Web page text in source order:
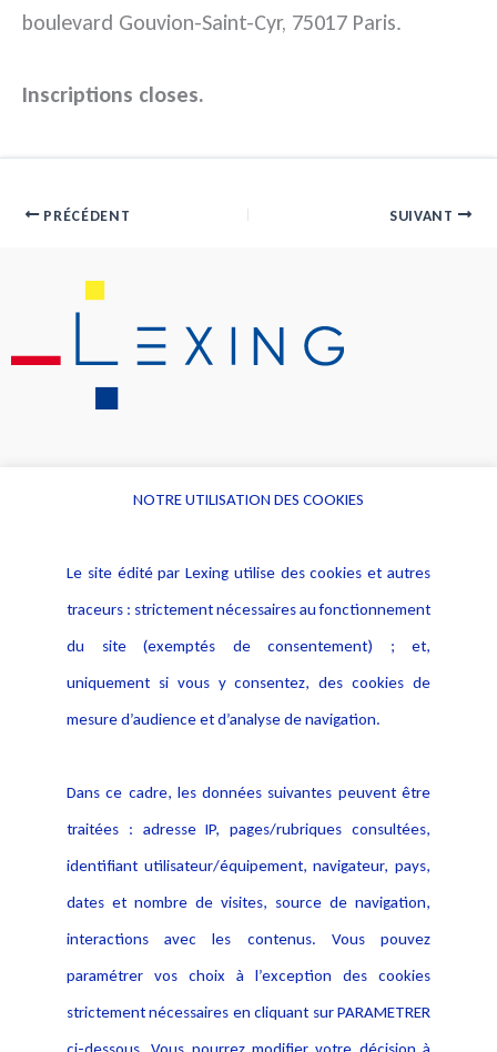
boulevard Gouvion-Saint-Cyr, 75017 Paris.
Inscriptions closes.
PRÉCÉDENT SUIVANT
Alerte professionnelle
Déclaration d'accessibilité
Notice Légale
Politique de protection des
données
Publications
NOTRE UTILISATION DES COOKIES
Le site édité par Lexing utilise des cookies et autres
traceurs : strictement nécessaires au fonctionnement
du site (exemptés de consentement) ; et,
uniquement si vous y consentez, des cookies de
mesure d’audience et d’analyse de navigation.
Dans ce cadre, les données suivantes peuvent être
traitées : adresse IP, pages/rubriques consultées,
identifiant utilisateur/équipement, navigateur, pays,
dates et nombre de visites, source de navigation,
interactions avec les contenus. Vous pouvez
paramétrer vos choix à l’exception des cookies
strictement nécessaires en cliquant sur PARAMETRER